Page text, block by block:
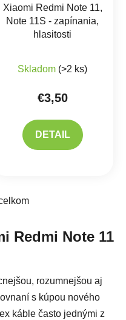
Xiaomi Redmi Note 11,
Note 11S - zapínania,
hlasitosti
Skladom (>2 ks)
€3,50
DETAIL
prvky výpisu
Redmi Note 11
rozumnejšou aj
s kúpou nového
káble často jednými z